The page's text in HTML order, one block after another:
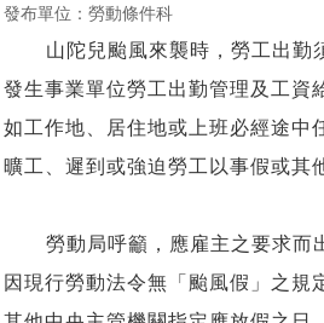
發布單位：勞動條件科
山陀兒颱風來襲時，勞工出勤須
發生事業單位勞工出勤管理及工資
如工作地、居住地或上班必經途中
曠工、遲到或強迫勞工以事假或其
勞動局呼籲，應雇主之要求而出
因現行勞動法令無「颱風假」之規